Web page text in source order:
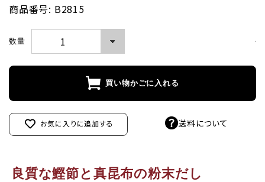
商品番号: B2815
数量
買い物かごに入れる
お気に入りに追加する 送料について
良質な鰹節と真昆布の粉末だし